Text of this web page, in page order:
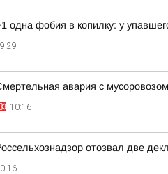
одна фобия в копилку: у
авария с
10:16
отозвал две